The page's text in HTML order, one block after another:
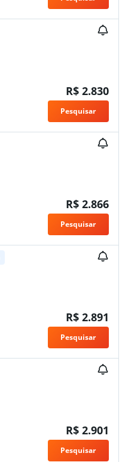
R$ 2.830
Pesquisar
R$ 2.866
Pesquisar
R$ 2.891
Pesquisar
R$ 2.901
Pesquisar